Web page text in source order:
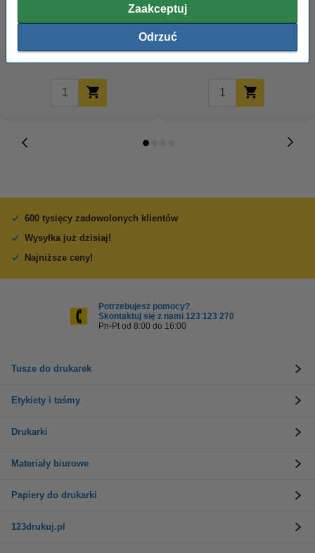
Zaakceptuj
Odrzuć
129,00 zł z VAT
DR-241CL bęben światłoczuły /
235,00 zł z VAT
600 tysięcy zadowolonych klientów
Wysyłka już dzisiaj!
Najniższe ceny!
Potrzebujesz pomocy?
Skontaktuj się z nami 123 123 270
Pn-Pt od 8:00 do 16:00
Tusze do drukarek
Etykiety i taśmy
Drukarki
Materiały biurowe
Papiery do drukarki
123drukuj.pl